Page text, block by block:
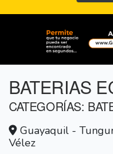
BATERIAS
CATEGORÍAS:
Guayaquil -
Vélez